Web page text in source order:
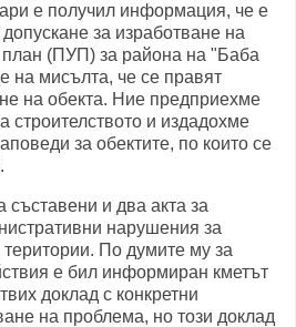
е получил информация, че е
за изработване на
план (ПУП) за района на "Баба
на мисълта, че се правят
на обекта. Ние предприехме
строителството и издадохме
за обектите, по които се
и два акта за
нарушения за
територии. По думите му за
е бил информиран кметът
доклад с конкретни
на проблема, но този доклад